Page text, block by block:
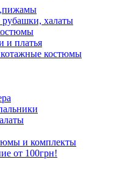
халаты
и платья
костюмы
и комплекты
от 100грн!